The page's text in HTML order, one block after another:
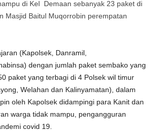
di Kel Demaan sebanyak 23 paket di
Masjid Baitul Muqorrobin perempatan
(Kapolsek, Danramil,
dengan jumlah paket sembako yang
paket yang terbagi di 4 Polsek wil timur
Welahan dan Kalinyamatan), dalam
oleh Kapolsek didampingi para Kanit dan
warga tidak mampu, pengangguran
covid 19.